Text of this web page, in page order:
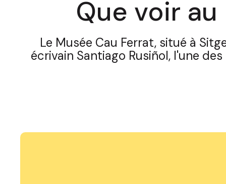
Que voir
Le Musée Cau Ferrat, situé à
écrivain Santiago Rusiñol, l'une